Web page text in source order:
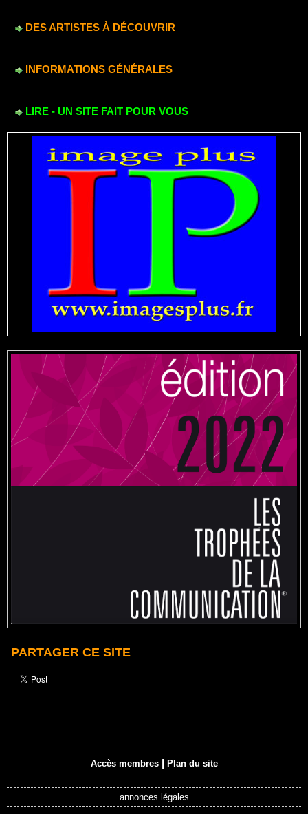
DES ARTISTES À DÉCOUVRIR
INFORMATIONS GÉNÉRALES
LIRE - UN SITE FAIT POUR VOUS
PARTAGER CE SITE
Accès membres | Plan du site
annonces légales